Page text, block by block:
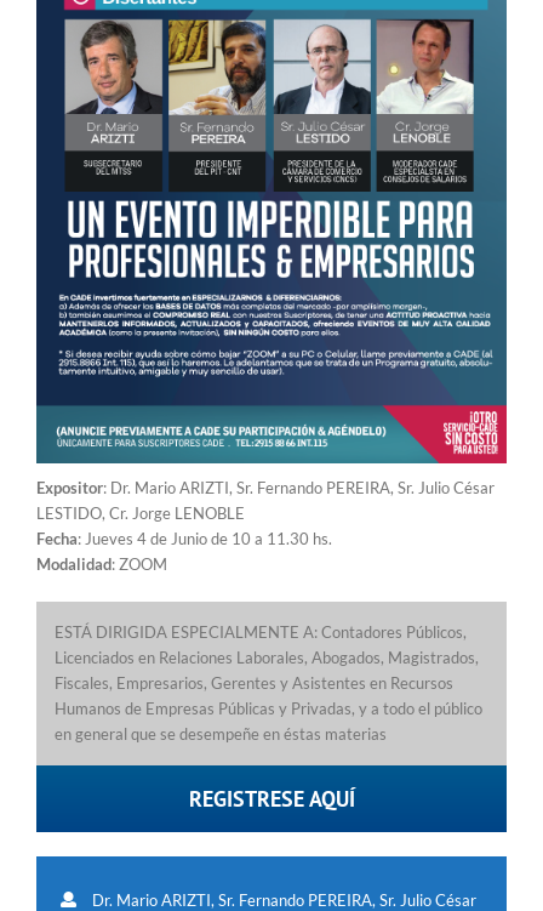
Expositor: Dr. Mario ARIZTI, Sr. Fernando PEREIRA, Sr. Julio César
LESTIDO, Cr. Jorge LENOBLE
Fecha: Jueves 4 de Junio de 10 a 11.30 hs.
Modalidad: ZOOM
ESTÁ DIRIGIDA ESPECIALMENTE A: Contadores Públicos,
Licenciados en Relaciones Laborales, Abogados, Magistrados,
Fiscales, Empresarios, Gerentes y Asistentes en Recursos
Humanos de Empresas Públicas y Privadas, y a todo el público
en general que se desempeñe en éstas materias
REGISTRESE AQUÍ
Dr. Mario ARIZTI, Sr. Fernando PEREIRA, Sr. Julio César